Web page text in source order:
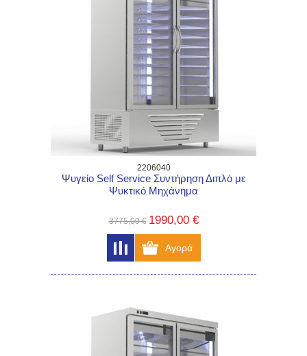
2206040
Ψυγείο Self Service Συντήρηση Διπλό με
Ψυκτικό Μηχάνημα
3775,00 € 1990,00 €